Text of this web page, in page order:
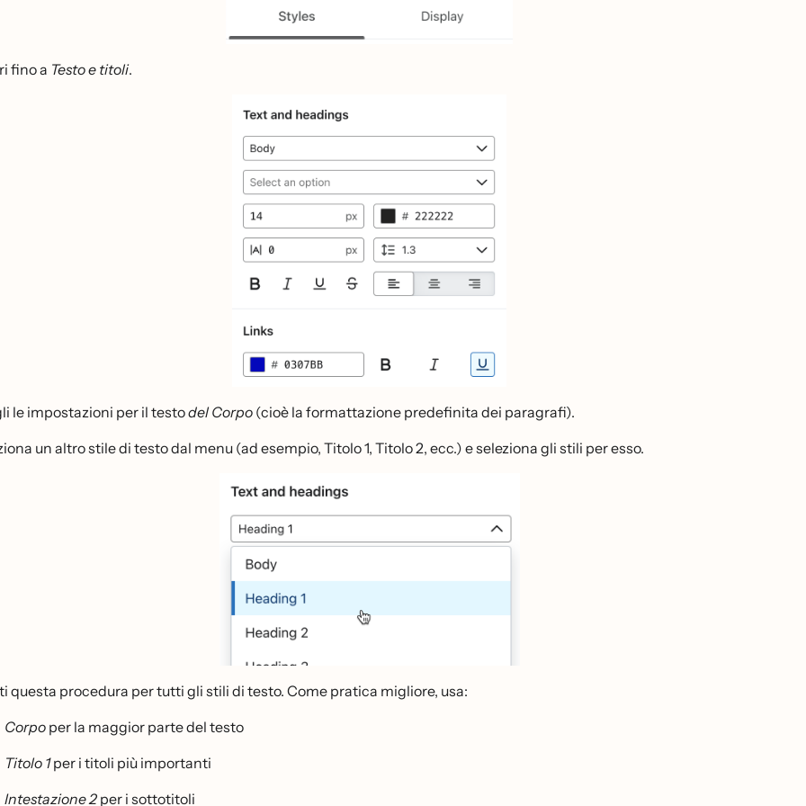
fino a Testo e titoli.
le impostazioni per il testodel Corpo (cioè la formattazione predefinita dei paragrafi).
un altro stile di testo dal menu (ad esempio, Titolo 1, Titolo 2, ecc.) e seleziona gli stili per esso.
questa procedura per tutti gli stili di testo. Come pratica migliore, usa:
Corpo per la maggior parte del testo
Titolo 1per i titoli più importanti
Intestazione 2 per i sottotitoli